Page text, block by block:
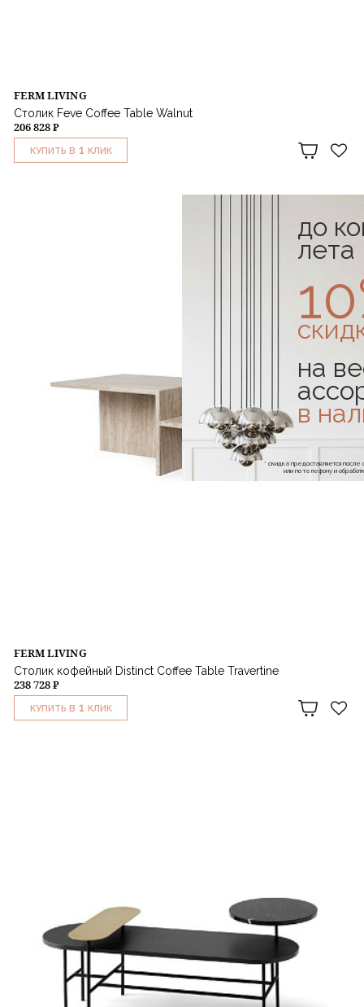
FERM LIVING
Столик Feve Coffee Table Walnut
206 828 ₽
КУПИТЬ В 1 КЛИК
FERM LIVING
Столик кофейный Distinct Coffee Table Travertine
238 728 ₽
КУПИТЬ В 1 КЛИК
до
лета
на
в
* скидка предоставляется
или по телефону и